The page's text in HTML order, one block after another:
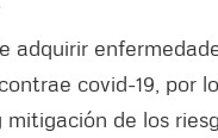
adquirir
covid-19, por
de los